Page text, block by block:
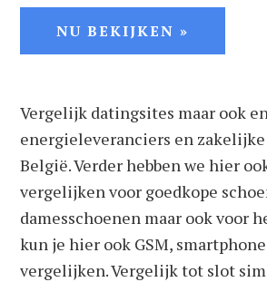
NU BEKIJKEN »
Vergelijk datingsites maar ook
energieleveranciers en
België. Verder hebben we hier
vergelijken voor goedkope
damesschoenen maar ook voor
kun je hier ook GSM,
vergelijken. Vergelijk tot slot